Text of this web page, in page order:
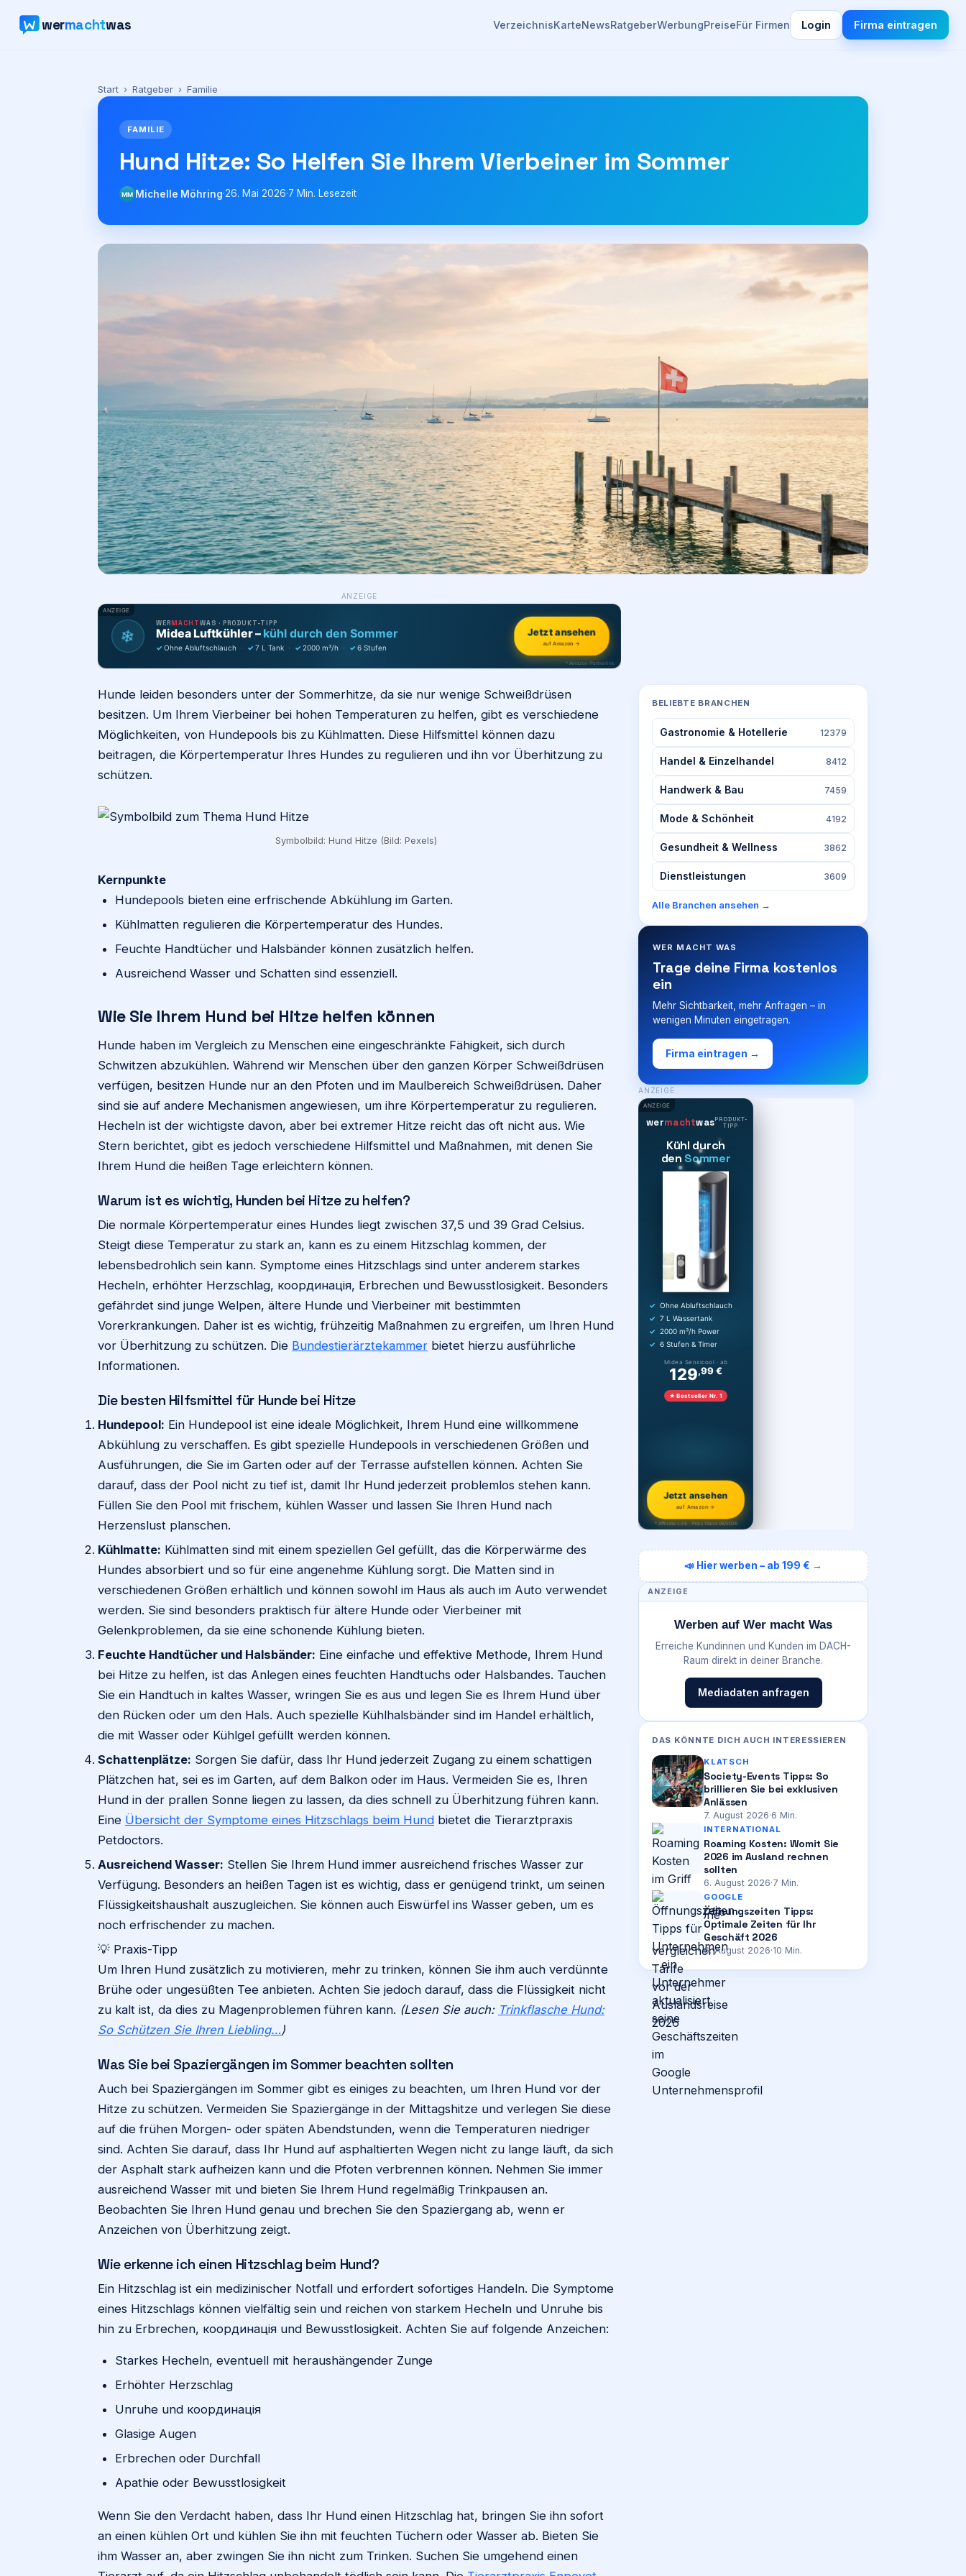
wermachtwas VerzeichnisKarteNewsRatgeberWerbungPreiseFür Firmen Login Firma eintragen
Start › Ratgeber › Familie
FAMILIE
Hund Hitze: So Helfen Sie Ihrem Vierbeiner im Sommer
MM Michelle Möhring·26. Mai 2026·7 Min. Lesezeit
ANZEIGE
ANZEIGE
❄
WERMACHTWAS · PRODUKT-TIPP
Midea Luftkühler – kühl durch den Sommer
✓ Ohne Abluftschlauch · ✓ 7 L Tank · ✓ 2000 m³/h · ✓ 6 Stufen
Jetzt ansehen
auf Amazon →
* Amazon-Partnerlink
Hunde leiden besonders unter der Sommerhitze, da sie nur wenige Schweißdrüsen
besitzen. Um Ihrem Vierbeiner bei hohen Temperaturen zu helfen, gibt es verschiedene
Möglichkeiten, von Hundepools bis zu Kühlmatten. Diese Hilfsmittel können dazu
beitragen, die Körpertemperatur Ihres Hundes zu regulieren und ihn vor Überhitzung zu
schützen.
Symbolbild: Hund Hitze (Bild: Pexels)
Kernpunkte
Hundepools bieten eine erfrischende Abkühlung im Garten.
Kühlmatten regulieren die Körpertemperatur des Hundes.
Feuchte Handtücher und Halsbänder können zusätzlich helfen.
Ausreichend Wasser und Schatten sind essenziell.
Wie Sie Ihrem Hund bei Hitze helfen können
Hunde haben im Vergleich zu Menschen eine eingeschränkte Fähigkeit, sich durch
Schwitzen abzukühlen. Während wir Menschen über den ganzen Körper Schweißdrüsen
verfügen, besitzen Hunde nur an den Pfoten und im Maulbereich Schweißdrüsen. Daher
sind sie auf andere Mechanismen angewiesen, um ihre Körpertemperatur zu regulieren.
Hecheln ist der wichtigste davon, aber bei extremer Hitze reicht das oft nicht aus. Wie
Stern berichtet, gibt es jedoch verschiedene Hilfsmittel und Maßnahmen, mit denen Sie
Ihrem Hund die heißen Tage erleichtern können.
Warum ist es wichtig, Hunden bei Hitze zu helfen?
Die normale Körpertemperatur eines Hundes liegt zwischen 37,5 und 39 Grad Celsius.
Steigt diese Temperatur zu stark an, kann es zu einem Hitzschlag kommen, der
lebensbedrohlich sein kann. Symptome eines Hitzschlags sind unter anderem starkes
Hecheln, erhöhter Herzschlag, координація, Erbrechen und Bewusstlosigkeit. Besonders
gefährdet sind junge Welpen, ältere Hunde und Vierbeiner mit bestimmten
Vorerkrankungen. Daher ist es wichtig, frühzeitig Maßnahmen zu ergreifen, um Ihren Hund
vor Überhitzung zu schützen. Die Bundestierärztekammer bietet hierzu ausführliche
Informationen.
Die besten Hilfsmittel für Hunde bei Hitze
Hundepool: Ein Hundepool ist eine ideale Möglichkeit, Ihrem Hund eine willkommene
Abkühlung zu verschaffen. Es gibt spezielle Hundepools in verschiedenen Größen und
Ausführungen, die Sie im Garten oder auf der Terrasse aufstellen können. Achten Sie
darauf, dass der Pool nicht zu tief ist, damit Ihr Hund jederzeit problemlos stehen kann.
Füllen Sie den Pool mit frischem, kühlen Wasser und lassen Sie Ihren Hund nach
Herzenslust planschen.
Kühlmatte: Kühlmatten sind mit einem speziellen Gel gefüllt, das die Körperwärme des
Hundes absorbiert und so für eine angenehme Kühlung sorgt. Die Matten sind in
verschiedenen Größen erhältlich und können sowohl im Haus als auch im Auto verwendet
werden. Sie sind besonders praktisch für ältere Hunde oder Vierbeiner mit
Gelenkproblemen, da sie eine schonende Kühlung bieten.
Feuchte Handtücher und Halsbänder: Eine einfache und effektive Methode, Ihrem Hund
bei Hitze zu helfen, ist das Anlegen eines feuchten Handtuchs oder Halsbandes. Tauchen
Sie ein Handtuch in kaltes Wasser, wringen Sie es aus und legen Sie es Ihrem Hund über
den Rücken oder um den Hals. Auch spezielle Kühlhalsbänder sind im Handel erhältlich,
die mit Wasser oder Kühlgel gefüllt werden können.
Schattenplätze: Sorgen Sie dafür, dass Ihr Hund jederzeit Zugang zu einem schattigen
Plätzchen hat, sei es im Garten, auf dem Balkon oder im Haus. Vermeiden Sie es, Ihren
Hund in der prallen Sonne liegen zu lassen, da dies schnell zu Überhitzung führen kann.
Eine Übersicht der Symptome eines Hitzschlags beim Hund bietet die Tierarztpraxis
Petdoctors.
Ausreichend Wasser: Stellen Sie Ihrem Hund immer ausreichend frisches Wasser zur
Verfügung. Besonders an heißen Tagen ist es wichtig, dass er genügend trinkt, um seinen
Flüssigkeitshaushalt auszugleichen. Sie können auch Eiswürfel ins Wasser geben, um es
noch erfrischender zu machen.
💡 Praxis-Tipp
Um Ihren Hund zusätzlich zu motivieren, mehr zu trinken, können Sie ihm auch verdünnte
Brühe oder ungesüßten Tee anbieten. Achten Sie jedoch darauf, dass die Flüssigkeit nicht
zu kalt ist, da dies zu Magenproblemen führen kann. (Lesen Sie auch: Trinkflasche Hund:
So Schützen Sie Ihren Liebling…)
Was Sie bei Spaziergängen im Sommer beachten sollten
Auch bei Spaziergängen im Sommer gibt es einiges zu beachten, um Ihren Hund vor der
Hitze zu schützen. Vermeiden Sie Spaziergänge in der Mittagshitze und verlegen Sie diese
auf die frühen Morgen- oder späten Abendstunden, wenn die Temperaturen niedriger
sind. Achten Sie darauf, dass Ihr Hund auf asphaltierten Wegen nicht zu lange läuft, da sich
der Asphalt stark aufheizen kann und die Pfoten verbrennen können. Nehmen Sie immer
ausreichend Wasser mit und bieten Sie Ihrem Hund regelmäßig Trinkpausen an.
Beobachten Sie Ihren Hund genau und brechen Sie den Spaziergang ab, wenn er
Anzeichen von Überhitzung zeigt.
Wie erkenne ich einen Hitzschlag beim Hund?
Ein Hitzschlag ist ein medizinischer Notfall und erfordert sofortiges Handeln. Die Symptome
eines Hitzschlags können vielfältig sein und reichen von starkem Hecheln und Unruhe bis
hin zu Erbrechen, координація und Bewusstlosigkeit. Achten Sie auf folgende Anzeichen:
Starkes Hecheln, eventuell mit heraushängender Zunge
Erhöhter Herzschlag
Unruhe und координація
Glasige Augen
Erbrechen oder Durchfall
Apathie oder Bewusstlosigkeit
Wenn Sie den Verdacht haben, dass Ihr Hund einen Hitzschlag hat, bringen Sie ihn sofort
an einen kühlen Ort und kühlen Sie ihn mit feuchten Tüchern oder Wasser ab. Bieten Sie
ihm Wasser an, aber zwingen Sie ihn nicht zum Trinken. Suchen Sie umgehend einen
BELIEBTE BRANCHEN
Gastronomie & Hotellerie 12379
Handel & Einzelhandel 8412
Handwerk & Bau 7459
Mode & Schönheit 4192
Gesundheit & Wellness 3862
Dienstleistungen 3609
Alle Branchen ansehen →
WER MACHT WAS
Trage deine Firma kostenlos
ein
Mehr Sichtbarkeit, mehr Anfragen – in
wenigen Minuten eingetragen.
Firma eintragen →
ANZEIGE
ANZEIGE
wermachtwasPRODUKT-
TIPP
Kühl durch
den Sommer
Ohne Abluftschlauch
7 L Wassertank
2000 m³/h Power
6 Stufen & Timer
Midea Sensicool · ab
129,99 €
★ Bestseller Nr. 1
Jetzt ansehen
auf Amazon →
* Affiliate-Link · Preis Stand 06/2026
📣 Hier werben – ab 199 € →
ANZEIGE
Werben auf Wer macht Was
Erreiche Kundinnen und Kunden im DACH-
Raum direkt in deiner Branche.
Mediadaten anfragen
DAS KÖNNTE DICH AUCH INTERESSIEREN
KLATSCH
Society-Events Tipps: So
brillieren Sie bei exklusiven
Anlässen
7. August 2026·6 Min.
INTERNATIONAL
Roaming Kosten: Womit Sie
2026 im Ausland rechnen
sollten
6. August 2026·7 Min.
GOOGLE
Öffnungszeiten Tipps:
Optimale Zeiten für Ihr
Geschäft 2026
6. August 2026·10 Min.